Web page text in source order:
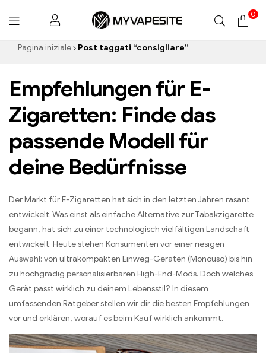
Myvapesite.de
0
Pagina iniziale Post taggati “consigliare”
Empfehlungen für E-
Zigaretten: Finde das
passende Modell für
deine Bedürfnisse
Der Markt für E-Zigaretten hat sich in den letzten Jahren rasant
entwickelt.Was einst als einfache Alternative zur Tabakzigarette
begann, hat sich zu einer technologisch vielfältigen Landschaft
entwickelt. Heute stehen Konsumenten vor einer riesigen
Auswahl: von ultrakompakten Einweg-Geräten (Monouso) bis hin
zu hochgradig personalisierbaren High-End-Mods. Doch welches
Gerät passt wirklich zu deinem Lebensstil? In diesem
umfassenden Ratgeber stellen wir dir die besten Empfehlungen
vor und erklären, worauf es beim Kauf wirklich ankommt.